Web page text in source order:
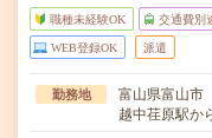
職種未経験OK 交通費別
WEB登録OK 派遣
勤務地
富山県富山市
越中荏原駅か